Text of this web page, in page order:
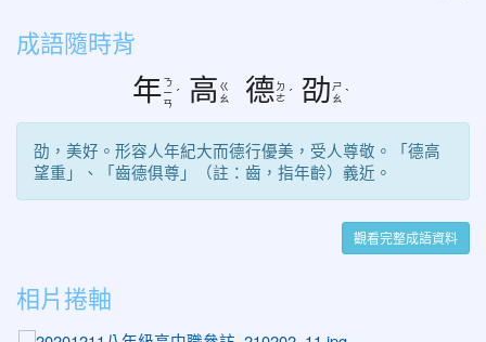
成語隨時背
年 ㄋ
ㄧ
ㄢ
ˊ 高 ㄍ
ㄠ
德 ㄉ
ㄜ ˊ 劭 ㄕ
ㄠ ˋ
劭，美好。形容人年紀大而德行優美，受人尊敬。「德高
望重」、「齒德俱尊」（註：齒，指年齡）義近。
觀看完整成語資料
相片捲軸